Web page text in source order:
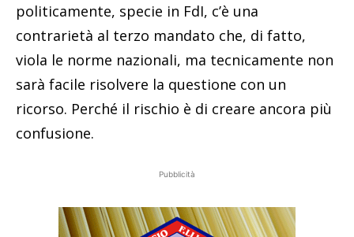
politicamente, specie in FdI, c’è una
contrarietà al terzo mandato che, di fatto,
viola le norme nazionali, ma tecnicamente non
sarà facile risolvere la questione con un
ricorso. Perché il rischio è di creare ancora più
confusione.
Pubblicità